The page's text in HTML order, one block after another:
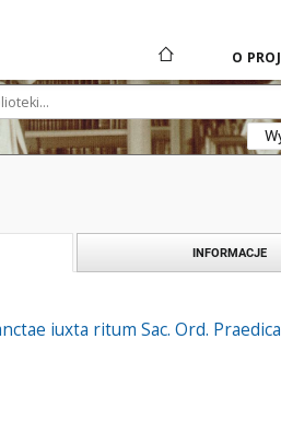
O
INFORMACJE
iuxta ritum Sac. Ord.